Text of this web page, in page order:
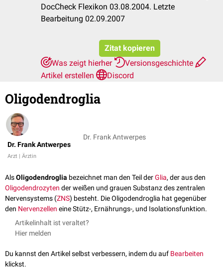
DocCheck Flexikon 03.08.2004. Letzte
Bearbeitung 02.09.2007
Zitat kopieren
Was zeigt hierher
Versionsgeschichte
Artikel erstellen
Discord
Oligodendroglia
Dr. Frank Antwerpes
Arzt | Ärztin
Dr. Frank Antwerpes
AlsOligodendroglia bezeichnet man den Teil derGlia, der aus den
Oligodendrozyten der weißen und grauen Substanz des zentralen
Nervensystems (ZNS) besteht. Die Oligodendroglia hat gegenüber
den Nervenzellen eine Stütz-, Ernährungs-, und Isolationsfunktion.
Artikelinhalt ist veraltet?
Hier melden
Du kannst den Artikel selbst verbessern, indem du auf Bearbeiten
klickst.